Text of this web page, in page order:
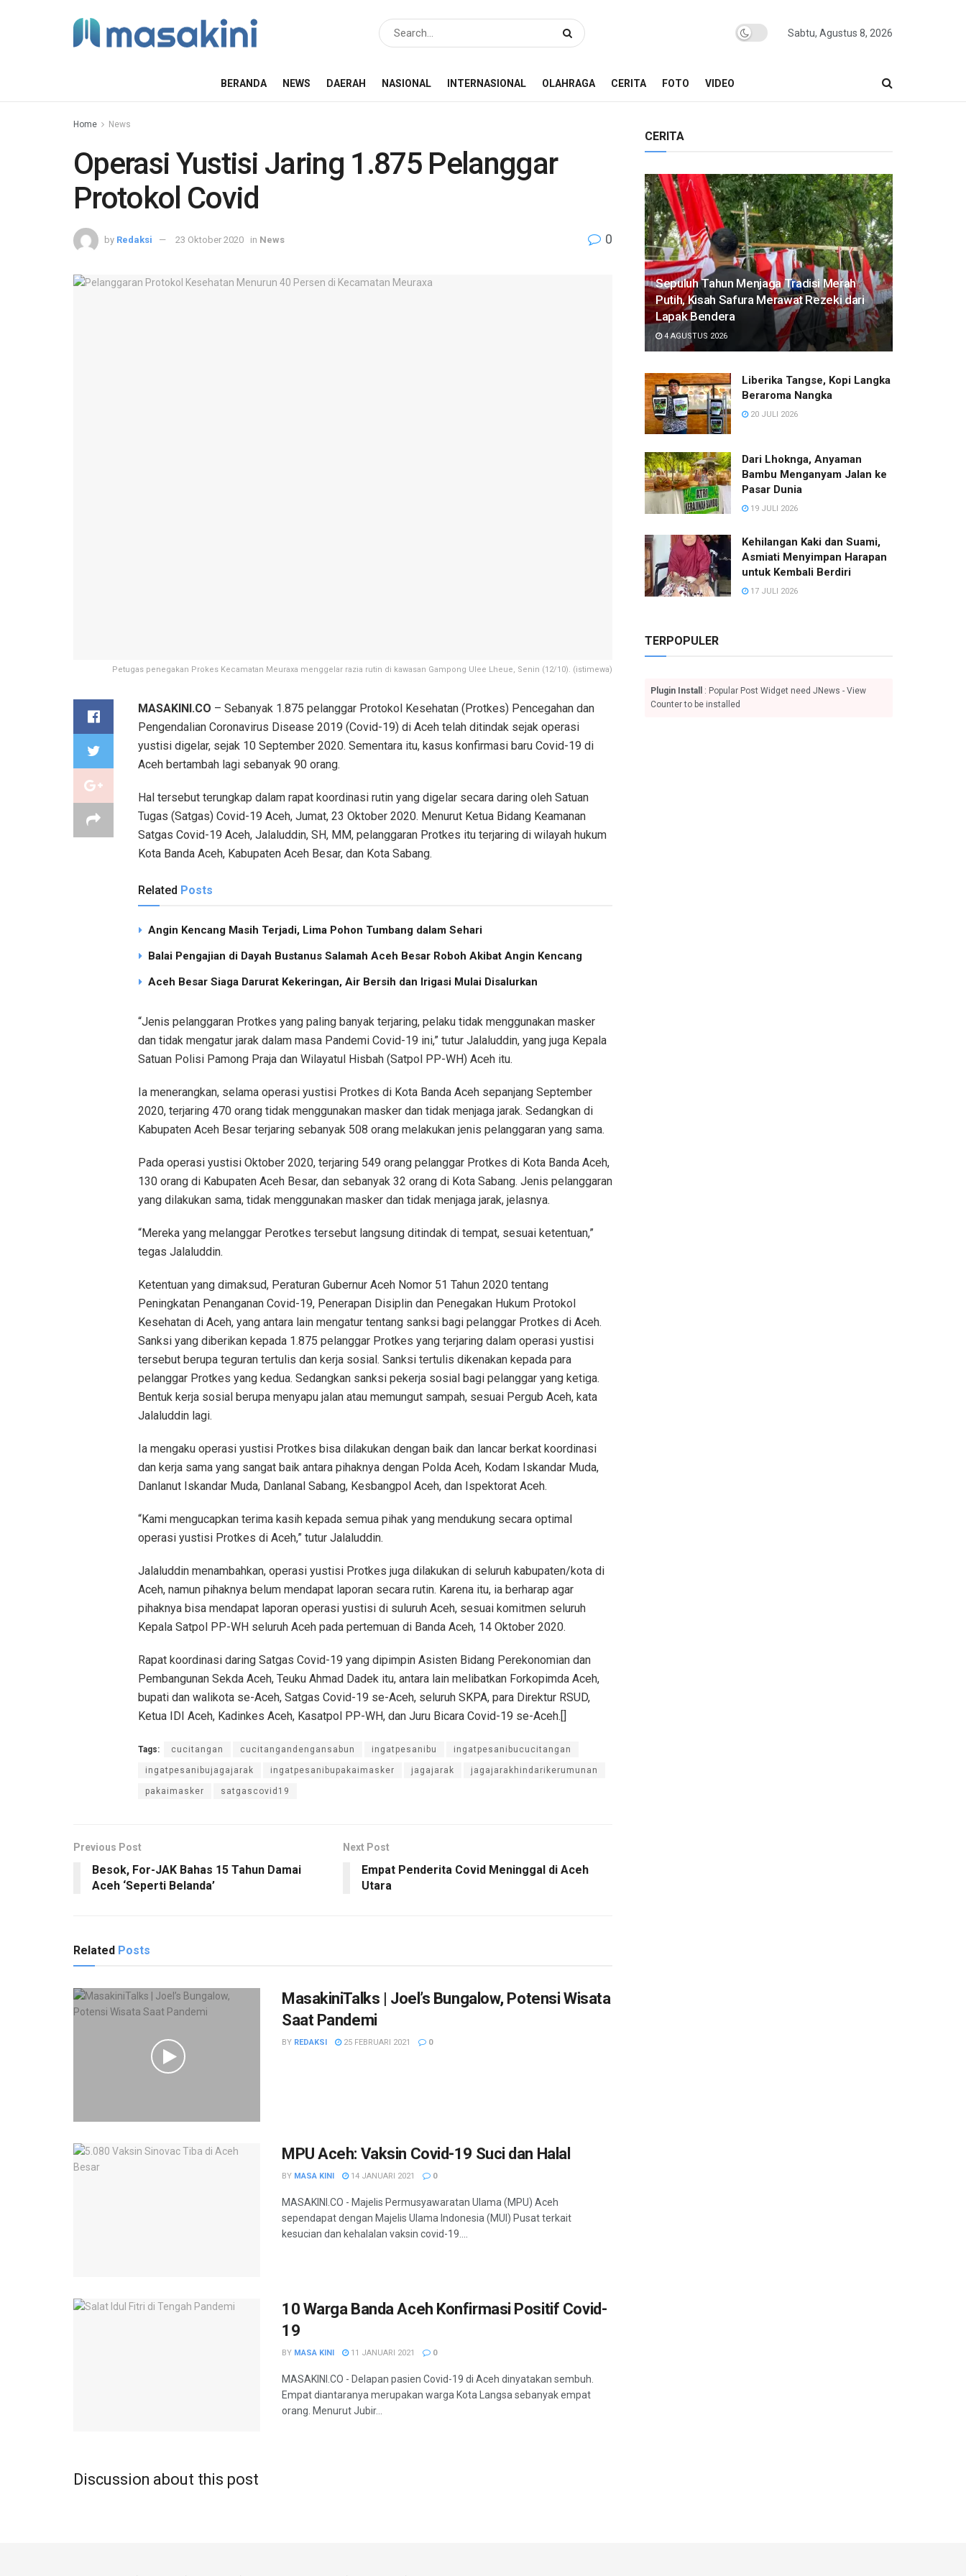
Sabtu, Agustus 8, 2026
BERANDA NEWS DAERAH NASIONAL INTERNASIONAL OLAHRAGA CERITA FOTO VIDEO
Home News
Operasi Yustisi Jaring 1.875 Pelanggar
Protokol Covid
by Redaksi 23 Oktober 2020 in News 0
Petugas penegakan Prokes Kecamatan Meuraxa menggelar razia rutin di kawasan Gampong Ulee Lheue, Senin (12/10). (istimewa)
MASAKINI.CO – Sebanyak 1.875 pelanggar Protokol Kesehatan (Protkes) Pencegahan dan
Pengendalian Coronavirus Disease 2019 (Covid-19) di Aceh telah ditindak sejak operasi
yustisi digelar, sejak 10 September 2020. Sementara itu, kasus konfirmasi baru Covid-19 di
Aceh bertambah lagi sebanyak 90 orang.
Hal tersebut terungkap dalam rapat koordinasi rutin yang digelar secara daring oleh Satuan
Tugas (Satgas) Covid-19 Aceh, Jumat, 23 Oktober 2020. Menurut Ketua Bidang Keamanan
Satgas Covid-19 Aceh, Jalaluddin, SH, MM, pelanggaran Protkes itu terjaring di wilayah hukum
Kota Banda Aceh, Kabupaten Aceh Besar, dan Kota Sabang.
Related Posts
Angin Kencang Masih Terjadi, Lima Pohon Tumbang dalam Sehari
Balai Pengajian di Dayah Bustanus Salamah Aceh Besar Roboh Akibat Angin Kencang
Aceh Besar Siaga Darurat Kekeringan, Air Bersih dan Irigasi Mulai Disalurkan
“Jenis pelanggaran Protkes yang paling banyak terjaring, pelaku tidak menggunakan masker
dan tidak mengatur jarak dalam masa Pandemi Covid-19 ini,” tutur Jalaluddin, yang juga Kepala
Satuan Polisi Pamong Praja dan Wilayatul Hisbah (Satpol PP-WH) Aceh itu.
Ia menerangkan, selama operasi yustisi Protkes di Kota Banda Aceh sepanjang September
2020, terjaring 470 orang tidak menggunakan masker dan tidak menjaga jarak. Sedangkan di
Kabupaten Aceh Besar terjaring sebanyak 508 orang melakukan jenis pelanggaran yang sama.
Pada operasi yustisi Oktober 2020, terjaring 549 orang pelanggar Protkes di Kota Banda Aceh,
130 orang di Kabupaten Aceh Besar, dan sebanyak 32 orang di Kota Sabang. Jenis pelanggaran
yang dilakukan sama, tidak menggunakan masker dan tidak menjaga jarak, jelasnya.
“Mereka yang melanggar Perotkes tersebut langsung ditindak di tempat, sesuai ketentuan,”
tegas Jalaluddin.
Ketentuan yang dimaksud, Peraturan Gubernur Aceh Nomor 51 Tahun 2020 tentang
Peningkatan Penanganan Covid-19, Penerapan Disiplin dan Penegakan Hukum Protokol
Kesehatan di Aceh, yang antara lain mengatur tentang sanksi bagi pelanggar Protkes di Aceh.
Sanksi yang diberikan kepada 1.875 pelanggar Protkes yang terjaring dalam operasi yustisi
tersebut berupa teguran tertulis dan kerja sosial. Sanksi tertulis dikenakan kepada para
pelanggar Protkes yang kedua. Sedangkan sanksi pekerja sosial bagi pelanggar yang ketiga.
Bentuk kerja sosial berupa menyapu jalan atau memungut sampah, sesuai Pergub Aceh, kata
Jalaluddin lagi.
Ia mengaku operasi yustisi Protkes bisa dilakukan dengan baik dan lancar berkat koordinasi
dan kerja sama yang sangat baik antara pihaknya dengan Polda Aceh, Kodam Iskandar Muda,
Danlanut Iskandar Muda, Danlanal Sabang, Kesbangpol Aceh, dan Ispektorat Aceh.
“Kami mengucapkan terima kasih kepada semua pihak yang mendukung secara optimal
operasi yustisi Protkes di Aceh,” tutur Jalaluddin.
Jalaluddin menambahkan, operasi yustisi Protkes juga dilakukan di seluruh kabupaten/kota di
Aceh, namun pihaknya belum mendapat laporan secara rutin. Karena itu, ia berharap agar
pihaknya bisa mendapat laporan operasi yustisi di suluruh Aceh, sesuai komitmen seluruh
Kepala Satpol PP-WH seluruh Aceh pada pertemuan di Banda Aceh, 14 Oktober 2020.
Rapat koordinasi daring Satgas Covid-19 yang dipimpin Asisten Bidang Perekonomian dan
Pembangunan Sekda Aceh, Teuku Ahmad Dadek itu, antara lain melibatkan Forkopimda Aceh,
bupati dan walikota se-Aceh, Satgas Covid-19 se-Aceh, seluruh SKPA, para Direktur RSUD,
Ketua IDI Aceh, Kadinkes Aceh, Kasatpol PP-WH, dan Juru Bicara Covid-19 se-Aceh.[]
Tags: cucitangan cucitangandengansabun ingatpesanibu ingatpesanibucucitangan
ingatpesanibujagajarak ingatpesanibupakaimasker jagajarak jagajarakhindarikerumunan
pakaimasker satgascovid19
Previous Post
Besok, For-JAK Bahas 15 Tahun Damai
Aceh ‘Seperti Belanda’
Next Post
Empat Penderita Covid Meninggal di Aceh
Utara
Related Posts
MasakiniTalks | Joel’s Bungalow, Potensi Wisata
Saat Pandemi
BY REDAKSI 25 FEBRUARI 2021 0
MPU Aceh: Vaksin Covid-19 Suci dan Halal
BY MASA KINI 14 JANUARI 2021 0
MASAKINI.CO - Majelis Permusyawaratan Ulama (MPU) Aceh
sependapat dengan Majelis Ulama Indonesia (MUI) Pusat terkait
kesucian dan kehalalan vaksin covid-19....
10 Warga Banda Aceh Konfirmasi Positif Covid-
19
BY MASA KINI 11 JANUARI 2021 0
MASAKINI.CO - Delapan pasien Covid-19 di Aceh dinyatakan sembuh.
Empat diantaranya merupakan warga Kota Langsa sebanyak empat
orang. Menurut Jubir...
Discussion about this post
CERITA
Sepuluh Tahun Menjaga Tradisi Merah
Putih, Kisah Safura Merawat Rezeki dari
Lapak Bendera
4 AGUSTUS 2026
Liberika Tangse, Kopi Langka
Beraroma Nangka
20 JULI 2026
Dari Lhoknga, Anyaman
Bambu Menganyam Jalan ke
Pasar Dunia
19 JULI 2026
Kehilangan Kaki dan Suami,
Asmiati Menyimpan Harapan
untuk Kembali Berdiri
17 JULI 2026
TERPOPULER
Plugin Install
: Popular Post Widget need JNews - View
Counter to be installed